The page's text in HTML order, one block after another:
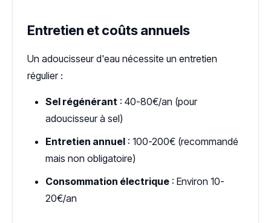
Entretien et coûts annuels
Un adoucisseur d'eau nécessite un entretien
régulier :
Sel régénérant : 40-80€/an (pour
adoucisseur à sel)
Entretien annuel : 100-200€ (recommandé
mais non obligatoire)
Consommation électrique : Environ 10-
20€/an